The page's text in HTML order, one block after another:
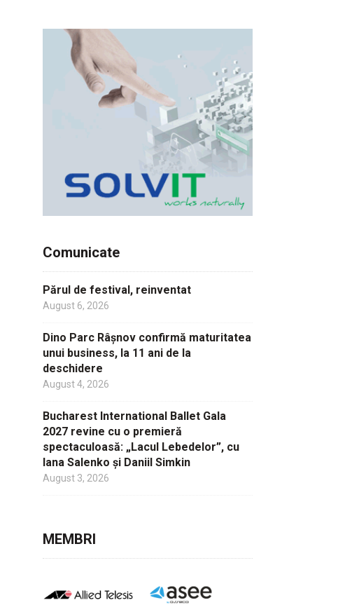
Comunicate
Părul de festival, reinventat
August 6, 2026
Dino Parc Râșnov confirmă maturitatea
unui business, la 11 ani de la
deschidere
August 4, 2026
Bucharest International Ballet Gala
2027 revine cu o premieră
spectaculoasă: „Lacul Lebedelor”, cu
Iana Salenko și Daniil Simkin
August 3, 2026
MEMBRI